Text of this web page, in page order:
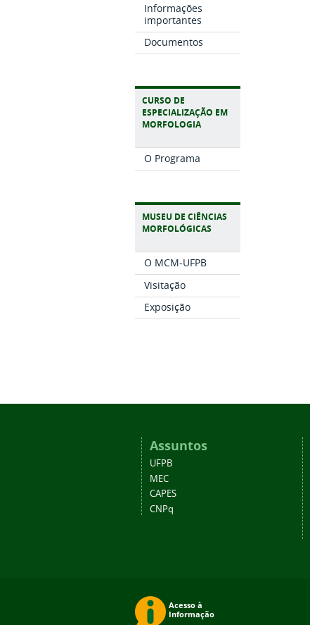
Informações
importantes
Documentos
CURSO DE
ESPECIALIZAÇÃO EM
MORFOLOGIA
O Programa
MUSEU DE CIÊNCIAS
MORFOLÓGICAS
O MCM-UFPB
Visitação
Exposição
Assuntos
UFPB
MEC
CAPES
CNPq